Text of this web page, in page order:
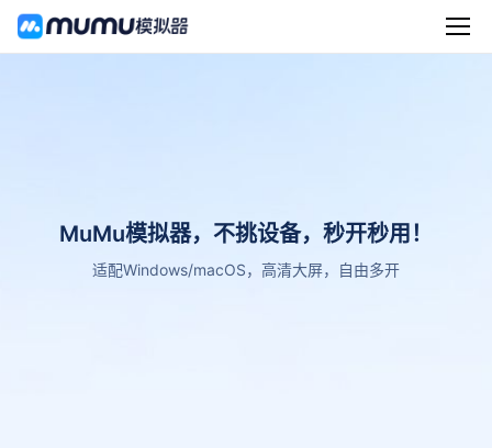
MuMu模拟器，不挑设备，秒开秒用！
适配Windows/macOS，高清大屏，自由多开